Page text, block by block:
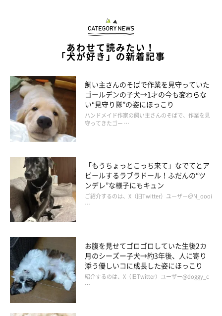
あわせて読みたい！
「犬が好き」の新着記事
飼い主さんのそばで作業を見守っていた
ゴールデンの子犬→1才の今も変わらな
い“見守り隊”の姿にほっこり
ハンドメイド作家の飼い主さんのそばで、作業を見
守ってきたゴー …
「もうちょっとこっち来て」なでてとア
ピールするラブラドール！ふだんの“ツ
ンデレ”な様子にもキュン
ご紹介するのは、X（旧Twitter）ユーザー＠N_oooi
…
お腹を見せてゴロゴロしていた生後2カ
月のシーズー子犬→約3年後、人に寄り
添う優しいコに成長した姿にほっこり
紹介するのは、X（旧Twitter）ユーザー@doggy_c
…